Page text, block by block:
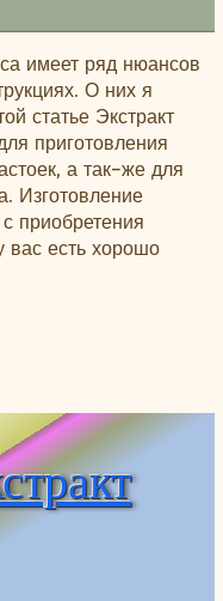
имеет ряд нюансов
О них я
статье Экстракт
приготовления
а так-же для
Изготовление
приобретения
вас есть хорошо